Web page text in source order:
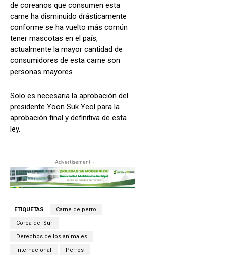
de coreanos que consumen esta
carne ha disminuido drásticamente
conforme se ha vuelto más común
tener mascotas en el país,
actualmente la mayor cantidad de
consumidores de esta carne son
personas mayores.
Solo es necesaria la aprobación del
presidente Yoon Suk Yeol para la
aprobación final y definitiva de esta
ley.
- Advertisement -
ETIQUETAS Carne de perro
Corea del Sur
Derechos de los animales
Internacional Perros